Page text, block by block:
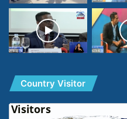
Country Visitor